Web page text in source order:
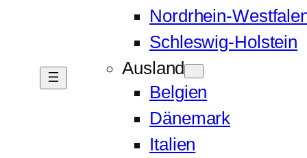
Nordrhein-
Schleswig-Holstein
Ausland
Belgien
Dänemark
Italien